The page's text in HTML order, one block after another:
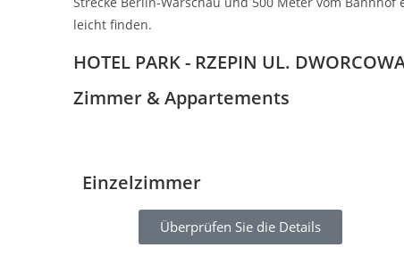
leicht finden.
HOTEL PARK - RZEPIN UL.
Zimmer & Appartements
Einzelzimmer
Überprüfen Sie die Details